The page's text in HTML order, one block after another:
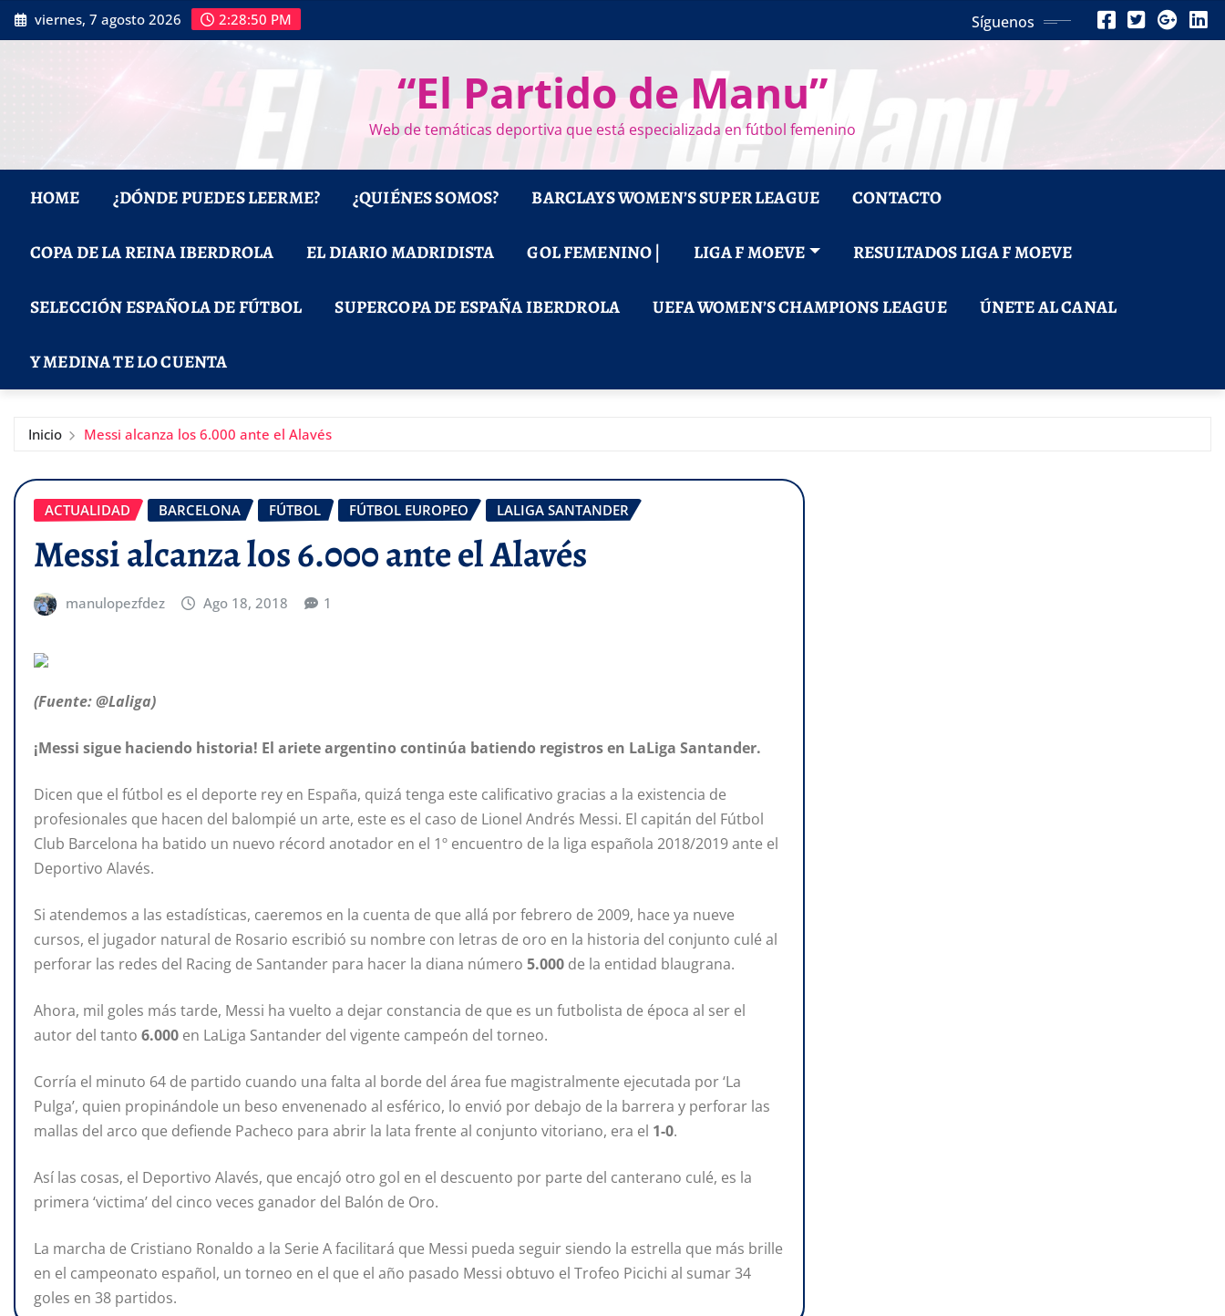
Saltar
al
viernes, 7 agosto 2026 2:28:52 PM Síguenos
“El Partido de Manu”
Web de temáticas deportiva que está especializada en fútbol femenino
HOME ¿DÓNDE PUEDES LEERME? ¿QUIÉNES SOMOS? BARCLAYS WOMEN’S SUPER LEAGUE CONTACTO
COPA DE LA REINA IBERDROLA EL DIARIO MADRIDISTA GOL FEMENINO | LIGA F MOEVE RESULTADOS LIGA F MOEVE
SELECCIÓN ESPAÑOLA DE FÚTBOL SUPERCOPA DE ESPAÑA IBERDROLA UEFA WOMEN’S CHAMPIONS LEAGUE ÚNETE AL CANAL
Y MEDINA TE LO CUENTA
Inicio Messi alcanza los 6.000 ante el Alavés
ACTUALIDAD BARCELONA FÚTBOL FÚTBOL EUROPEO LALIGA SANTANDER
Messi alcanza los 6.000 ante el Alavés
manulopezfdez Ago 18, 2018 1
(Fuente: @Laliga)
¡Messi sigue haciendo historia! El ariete argentino continúa batiendo registros en LaLiga Santander.
Dicen que el fútbol es el deporte rey en España, quizá tenga este calificativo gracias a la existencia de
profesionales que hacen del balompié un arte, este es el caso de Lionel Andrés Messi. El capitán del Fútbol
Club Barcelona ha batido un nuevo récord anotador en el 1º encuentro de la liga española 2018/2019 ante el
Deportivo Alavés.
Si atendemos a las estadísticas, caeremos en la cuenta de que allá por febrero de 2009, hace ya nueve
cursos, el jugador natural de Rosario escribió su nombre con letras de oro en la historia del conjunto culé al
perforar las redes del Racing de Santander para hacer la diana número 5.000 de la entidad blaugrana.
Ahora, mil goles más tarde, Messi ha vuelto a dejar constancia de que es un futbolista de época al ser el
autor del tanto 6.000 en LaLiga Santander del vigente campeón del torneo.
Corría el minuto 64 de partido cuando una falta al borde del área fue magistralmente ejecutada por ‘La
Pulga’, quien propinándole un beso envenenado al esférico, lo envió por debajo de la barrera y perforar las
mallas del arco que defiende Pacheco para abrir la lata frente al conjunto vitoriano, era el 1-0.
Así las cosas, el Deportivo Alavés, que encajó otro gol en el descuento por parte del canterano culé, es la
primera ‘victima’ del cinco veces ganador del Balón de Oro.
La marcha de Cristiano Ronaldo a la Serie A facilitará que Messi pueda seguir siendo la estrella que más brille
en el campeonato español, un torneo en el que el año pasado Messi obtuvo el Trofeo Picichi al sumar 34
goles en 38 partidos.